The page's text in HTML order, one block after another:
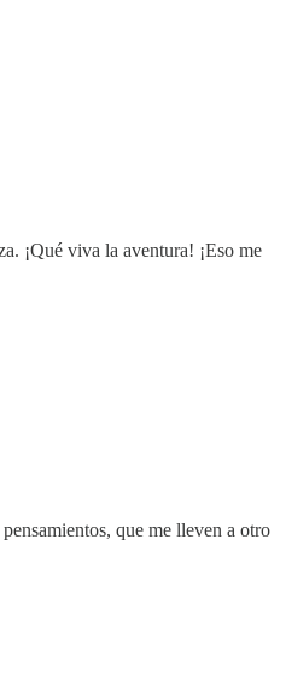
¡Qué viva la aventura! ¡Eso me
que me lleven a otro